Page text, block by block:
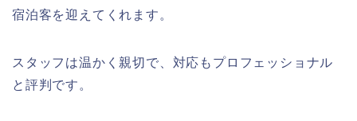
宿泊客を迎えてくれます。
スタッフは温かく親切で、対応もプロフェッショナル
と評判です。